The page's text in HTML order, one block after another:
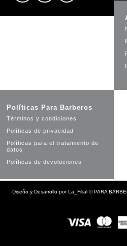
Políticas Para Barberos
Términos y condiciones
Políticas de privacidad
Políticas para el tratamiento de
datos
Políticas de devoluciones
Diseño y Desarrollo porLa_Filial ©PARA